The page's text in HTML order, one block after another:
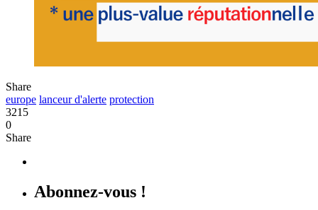
Share
europe lanceur d'alerte protection
3215
0
Share
Abonnez-vous !